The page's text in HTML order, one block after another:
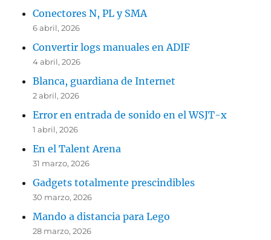
Conectores N, PL y SMA
6 abril, 2026
Convertir logs manuales en ADIF
4 abril, 2026
Blanca, guardiana de Internet
2 abril, 2026
Error en entrada de sonido en el WSJT-x
1 abril, 2026
En el Talent Arena
31 marzo, 2026
Gadgets totalmente prescindibles
30 marzo, 2026
Mando a distancia para Lego
28 marzo, 2026